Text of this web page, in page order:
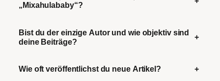
„Mixahulababy“?
Bist du der einzige Autor und wie objektiv sind
deine Beiträge?
+
Wie oft veröffentlichst du neue Artikel? +